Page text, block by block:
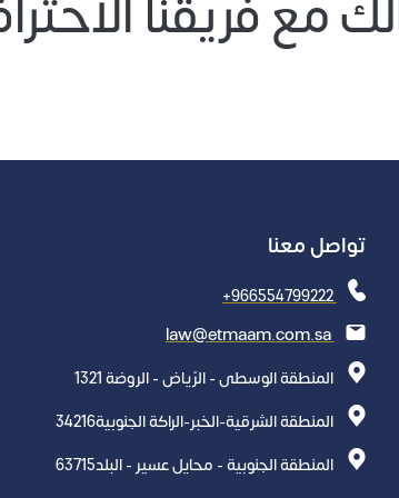
مع فريقناهذا النص مثال لنص يوضع في نفس
المكان يوضح
تواصل معنا
+966554799222
law@etmaam.com.sa
المنطقة الوسطى - الرّياض - الروضة 1321
المنطقة الشرقية-الخبر-الراكة الجنوبية34216
المنطقة الجنوبية - محايل عسير - البلد63715